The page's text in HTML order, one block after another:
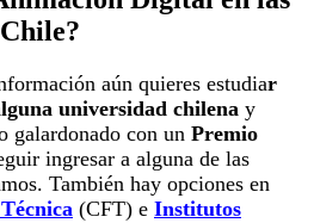
aún quieres estudiar
universidad chilena y
galardonado con un Premio
ingresar a alguna de las
También hay opciones en
(CFT) e Institutos